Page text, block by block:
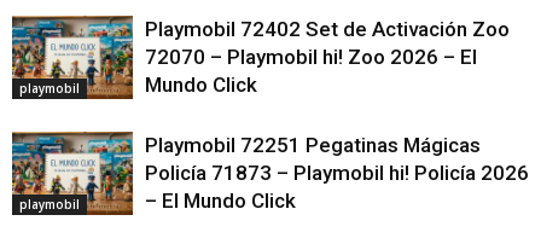
playmobil
Playmobil 72402 Set de Activación Zoo
72070 – Playmobil hi! Zoo 2026 – El
Mundo Click
playmobil
Playmobil 72251 Pegatinas Mágicas
Policía 71873 – Playmobil hi! Policía 2026
– El Mundo Click